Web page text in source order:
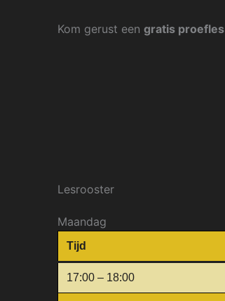
Kom gerust een gratis proefles
Lesrooster
Maandag
Tijd
17:00 – 18:00